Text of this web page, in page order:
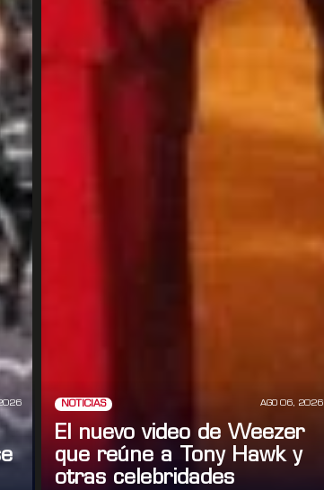
NOTICIAS AGO 06, 2026
El nuevo video de Weezer
que reúne a Tony Hawk y
otras celebridades